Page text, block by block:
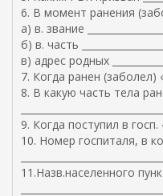
6. В момент ранения
а) в. звание
б) в. часть
в) адрес родных
7. Когда ранен (заболел)
8. В какую часть тела
9. Когда поступил в госп.
10. Номер госпиталя, в
11.Назв.населенного